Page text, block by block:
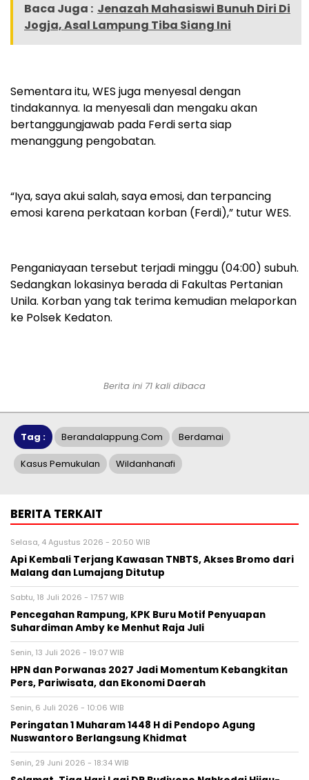
Baca Juga : Jenazah Mahasiswi Bunuh Diri Di
Jogja, Asal Lampung Tiba Siang Ini
Sementara itu, WES juga menyesal dengan
tindakannya. Ia menyesali dan mengaku akan
bertanggungjawab pada Ferdi serta siap
menanggung pengobatan.
“Iya, saya akui salah, saya emosi, dan terpancing
emosi karena perkataan korban (Ferdi),” tutur WES.
Penganiayaan tersebut terjadi minggu (04:00) subuh.
Sedangkan lokasinya berada di Fakultas Pertanian
Unila. Korban yang tak terima kemudian melaporkan
ke Polsek Kedaton.
Berita ini 71 kali dibaca
Tag : Berandalappung.com Berdamai
Kasus Pemukulan Wildanhanafi
BERITA TERKAIT
Selasa, 4 Agustus 2026 - 20:50 WIB
Api Kembali Terjang Kawasan TNBTS, Akses Bromo dari
Malang dan Lumajang Ditutup
Sabtu, 18 Juli 2026 - 17:57 WIB
Pencegahan Rampung, KPK Buru Motif Penyuapan
Suhardiman Amby ke Menhut Raja Juli
Senin, 13 Juli 2026 - 19:07 WIB
HPN dan Porwanas 2027 Jadi Momentum Kebangkitan
Pers, Pariwisata, dan Ekonomi Daerah
Senin, 6 Juli 2026 - 10:06 WIB
Peringatan 1 Muharam 1448 H di Pendopo Agung
Nuswantoro Berlangsung Khidmat
Senin, 29 Juni 2026 - 18:34 WIB